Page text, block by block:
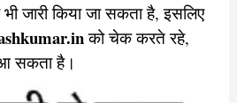
जारी किया जा सकता है, इसलिए
को चेक करते रहे,
आ सकता है।